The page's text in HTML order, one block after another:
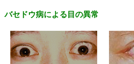
バセドウ病による目の異常